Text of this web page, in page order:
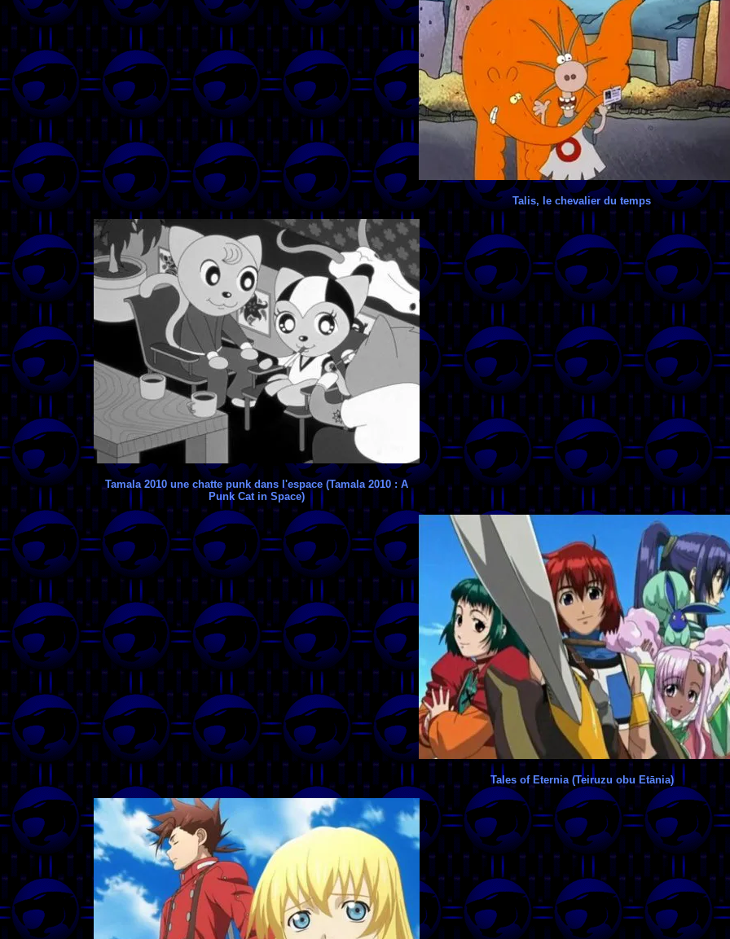
Talis, le chevalier du temps
Tamala 2010 une chatte punk dans l'espace (Tamala 2010 : A
Punk Cat in Space)
Tales of Eternia (Teiruzu obu Etānia)